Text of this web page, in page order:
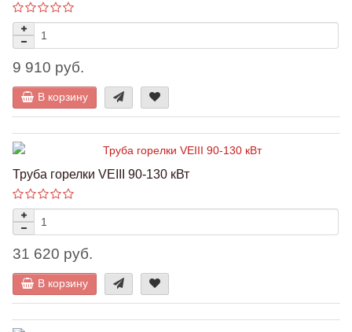
9 910 руб.
В корзину
Труба горелки VEIII 90-130 кВт
31 620 руб.
В корзину